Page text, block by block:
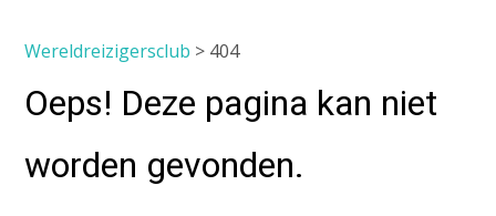
Wereldreizigersclub > 404
Oeps! Deze pagina kan niet
worden gevonden.